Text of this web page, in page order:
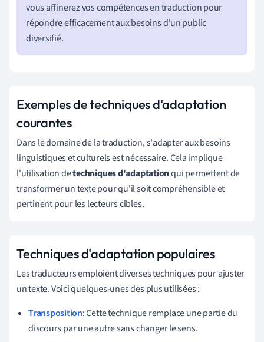
vous affinerez vos compétences en traduction pour
répondre efficacement aux besoins d'un public
diversifié.
Exemples de techniques d'adaptation
courantes
Dans le domaine de la traduction, s'adapter aux besoins
linguistiques et culturels est nécessaire. Cela implique
l'utilisation detechniques d'adaptationqui permettent de
transformer un texte pour qu'il soit compréhensible et
pertinent pour les lecteurs cibles.
Techniques d'adaptation populaires
Les traducteurs emploient diverses techniques pour ajuster
un texte. Voici quelques-unes des plus utilisées :
Transposition: Cette technique remplace une partie du
discours par une autre sans changer le sens.